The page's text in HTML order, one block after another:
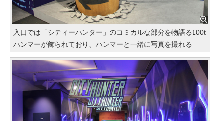
入口では「シティーハンター」のコミカルな部分を物語る100t
ハンマーが飾られており、ハンマーと一緒に写真を撮れる